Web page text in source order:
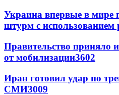
Украина впервые в мире
штурм с использованием
Правительство приняло
от мобилизации3602
Иран готовил удар по
СМИ3009